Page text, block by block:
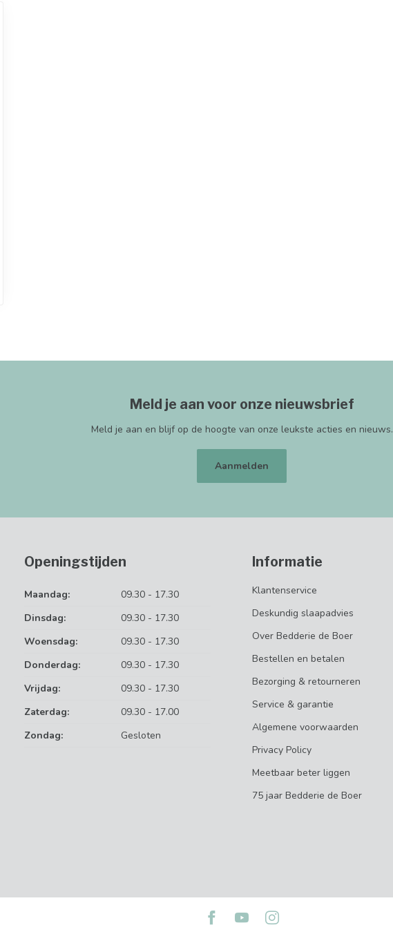
Meld je aan voor onze nieuwsbrief
Meld je aan en blijf op de hoogte van onze leukste acties en nieuws.
Aanmelden
Openingstijden
Maandag:
09.30 - 17.30
Dinsdag:
09.30 - 17.30
Woensdag:
09.30 - 17.30
Donderdag:
09.30 - 17.30
Vrijdag:
09.30 - 17.30
Zaterdag:
09.30 - 17.00
Zondag:
Gesloten
Informatie
Klantenservice
Deskundig slaapadvies
Over Bedderie de Boer
Bestellen en betalen
Bezorging & retourneren
Service & garantie
Algemene voorwaarden
Privacy Policy
Meetbaar beter liggen
75 jaar Bedderie de Boer